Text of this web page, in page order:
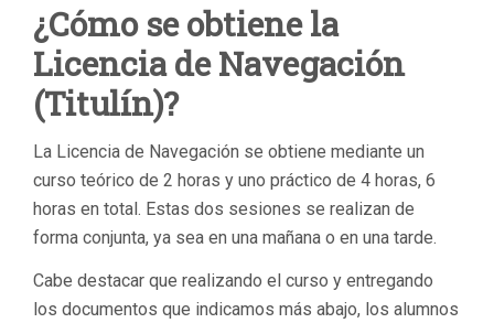
¿Cómo se obtiene la
Licencia de Navegación
(Titulín)?
La Licencia de Navegación se obtiene mediante un
curso teórico de 2 horas y uno práctico de 4 horas, 6
horas en total. Estas dos sesiones se realizan de
forma conjunta, ya sea en una mañana o en una tarde.
Cabe destacar que realizando el curso y entregando
los documentos que indicamos más abajo, los alumnos